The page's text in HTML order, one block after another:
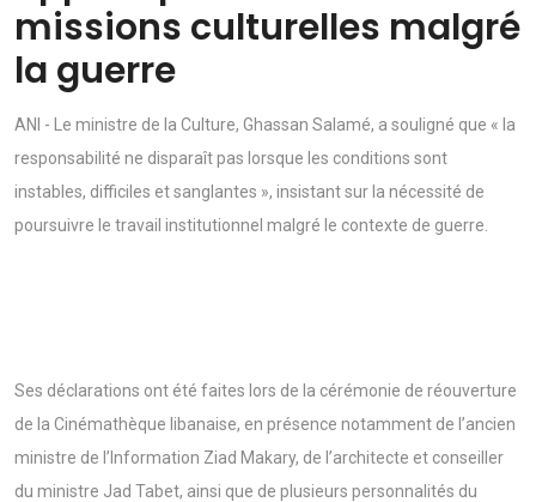
missions culturelles malgré
la guerre
ANI - Le ministre de la Culture, Ghassan Salamé, a souligné que « la
responsabilité ne disparaît pas lorsque les conditions sont
instables, difficiles et sanglantes », insistant sur la nécessité de
poursuivre le travail institutionnel malgré le contexte de guerre.
Ses déclarations ont été faites lors de la cérémonie de réouverture
de la Cinémathèque libanaise, en présence notamment de l’ancien
ministre de l’Information Ziad Makary, de l’architecte et conseiller
du ministre Jad Tabet, ainsi que de plusieurs personnalités du